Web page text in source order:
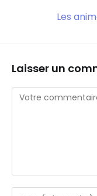
Les
Laisser un